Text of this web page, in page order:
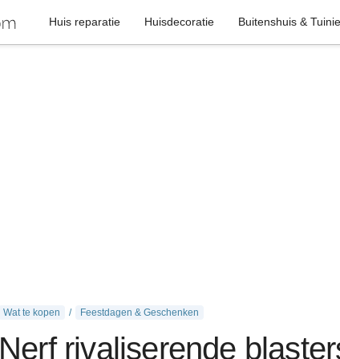
Huis reparatie Huisdecoratie Buitenshuis &
Wat te kopen Feestdagen & Geschenken
Nerf rivaliserende